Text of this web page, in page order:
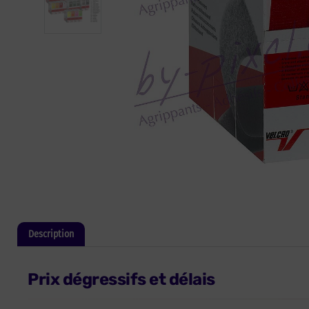
Description
Prix dégressifs et délais